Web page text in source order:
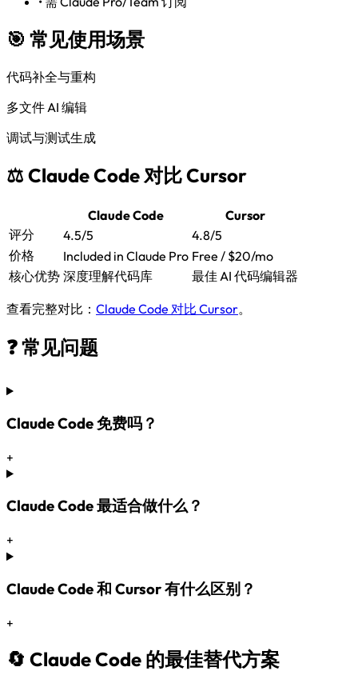
🎯 常见使用场景
代码补全与重构
多文件 AI 编辑
调试与测试生成
⚖️ Claude Code 对比 Cursor
Claude Code
Cursor
评分
4.5/5
4.8/5
价格
Included in Claude Pro Free / $20/mo
核心优势 深度理解代码库 最佳 AI 代码编辑器
查看完整对比： Claude Code 对比 Cursor。
❓ 常见问题
Claude Code 免费吗？
+
Claude Code 最适合做什么？
+
Claude Code 和 Cursor 有什么区别？
+
🔄 Claude Code 的最佳替代方案